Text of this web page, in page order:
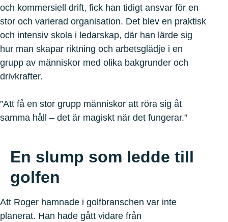
och kommersiell drift, fick han tidigt ansvar för en
stor och varierad organisation. Det blev en praktisk
och intensiv skola i ledarskap, där han lärde sig
hur man skapar riktning och arbetsglädje i en
grupp av människor med olika bakgrunder och
drivkrafter.
”Att få en stor grupp människor att röra sig åt
samma håll – det är magiskt när det fungerar.”
En slump som ledde till
golfen
Att Roger hamnade i golfbranschen var inte
planerat. Han hade gått vidare från